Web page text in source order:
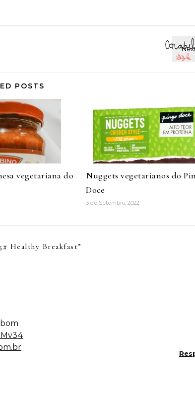
POSTS
vegetariana do
Nuggets vegetarianos do
Doce
3 de Setembro, 2022
Healthy Breakfast”